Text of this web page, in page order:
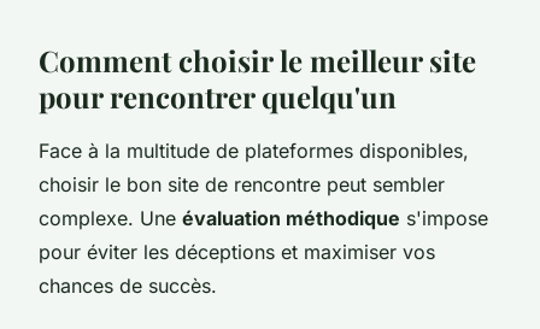
Comment choisir le meilleur site
pour rencontrer quelqu'un
Face à la multitude de plateformes disponibles,
choisir le bon site de rencontre peut sembler
complexe. Une évaluation méthodique s'impose
pour éviter les déceptions et maximiser vos
chances de succès.